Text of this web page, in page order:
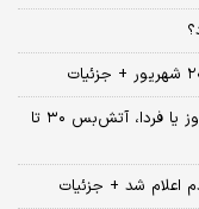
توافق نزدیک است؟/ ادعای وزیر ترامپ: شاید امروز یا فردا، آتش‌بس ۳۰ تا
شد + جزئیات